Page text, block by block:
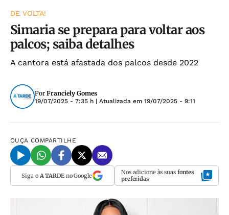
DE VOLTA!
Simaria se prepara para voltar aos
palcos; saiba detalhes
A cantora está afastada dos palcos desde 2022
Por Franciely Gomes
19/07/2025 - 7:35 h | Atualizada em 19/07/2025 - 9:11
OUÇA COMPARTILHE
Siga o A TARDEno Google Nos adicione às suas fontes
preferidas